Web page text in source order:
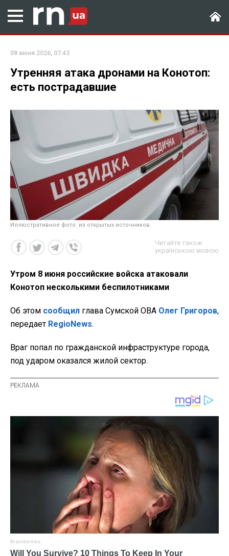
08 июня 2026, 07:43
Утренняя атака дронами на Конотоп:
есть пострадавшие
Иллюстративное фото: из открытых источников
Читайте також
українською мовою
Утром 8 июня российские войска атаковали
Конотоп несколькими беспилотниками
Об этом сообщил глава Сумской ОВА Олег Григоров,
передает RegioNews.
Враг попал по гражданской инфраструктуре города,
под ударом оказался жилой сектор.